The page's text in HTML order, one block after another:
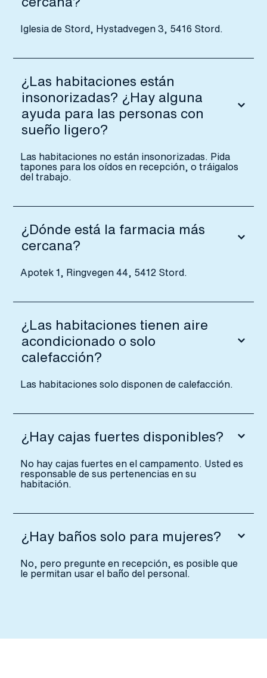
Iglesia de Stord, Hystadvegen 3, 5416 Stord.
¿Las habitaciones están
insonorizadas? ¿Hay alguna
ayuda para las personas con
sueño ligero?
Las habitaciones no están insonorizadas. Pida
tapones para los oídos en recepción, o tráigalos
del trabajo.
¿Dónde está la farmacia más
cercana?
Apotek 1, Ringvegen 44, 5412 Stord.
¿Las habitaciones tienen aire
acondicionado o solo
calefacción?
Las habitaciones solo disponen de calefacción.
¿Hay cajas fuertes disponibles?
No hay cajas fuertes en el campamento. Usted es
responsable de sus pertenencias en su
habitación.
¿Hay baños solo para mujeres?
No, pero pregunte en recepción, es posible que
le permitan usar el baño del personal.